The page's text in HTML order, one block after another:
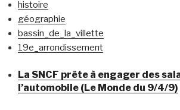
histoire
géographie
bassin_de_la_villette
19e_arrondissement
La SNCF prête à engager des
l’automobile (Le Monde du 9/4/9)